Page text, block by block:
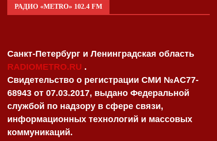
РАДИО «METRO» 102.4 FM
Санкт-Петербург и Ленинградская область
RADIOMETRO.RU .
Свидетельство о регистрации СМИ №AC77-
68943 от 07.03.2017, выдано Федеральной
службой по надзору в сфере связи,
информационных технологий и массовых
коммуникаций.